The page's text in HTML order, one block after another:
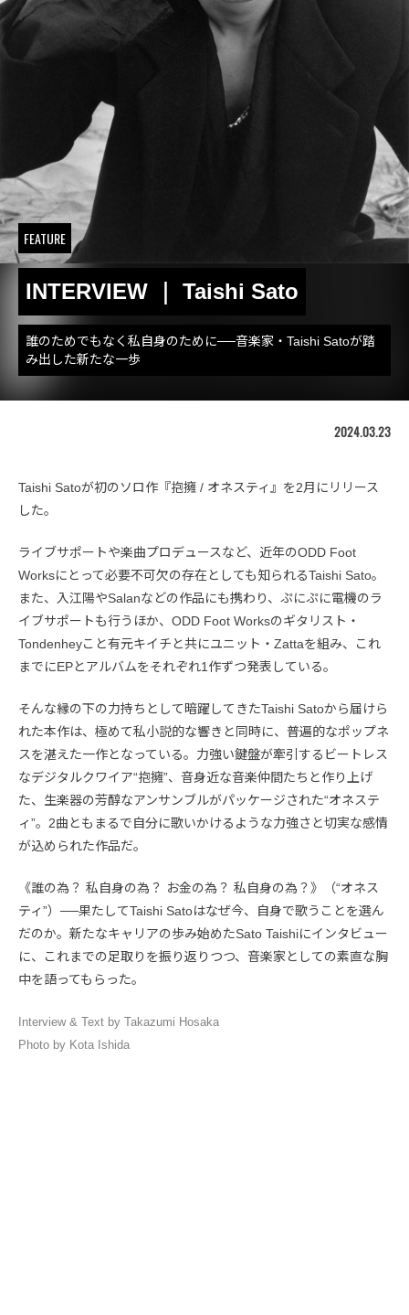
FEATURE
INTERVIEW ｜ Taishi Sato
誰のためでもなく私自身のために──音楽家・Taishi Satoが踏
み出した新たな一歩
2024.03.23
Taishi Satoが初のソロ作『抱擁 / オネスティ』を2月にリリース
した。
ライブサポートや楽曲プロデュースなど、近年のODD Foot
Worksにとって必要不可欠の存在としても知られるTaishi Sato。
また、入江陽やSalanなどの作品にも携わり、ぷにぷに電機のラ
イブサポートも行うほか、ODD Foot Worksのギタリスト・
Tondenheyこと有元キイチと共にユニット・Zattaを組み、これ
までにEPとアルバムをそれぞれ1作ずつ発表している。
そんな縁の下の力持ちとして暗躍してきたTaishi Satoから届けら
れた本作は、極めて私小説的な響きと同時に、普遍的なポップネ
スを湛えた一作となっている。力強い鍵盤が牽引するビートレス
なデジタルクワイア“抱擁”、音身近な音楽仲間たちと作り上げ
た、生楽器の芳醇なアンサンブルがパッケージされた“オネステ
ィ”。2曲ともまるで自分に歌いかけるような力強さと切実な感情
が込められた作品だ。
《誰の為？ 私自身の為？ お金の為？ 私自身の為？》（“オネス
ティ”）──果たしてTaishi Satoはなぜ今、自身で歌うことを選ん
だのか。新たなキャリアの歩み始めたSato Taishiにインタビュー
に、これまでの足取りを振り返りつつ、音楽家としての素直な胸
中を語ってもらった。
Interview & Text by Takazumi Hosaka
Photo by Kota Ishida